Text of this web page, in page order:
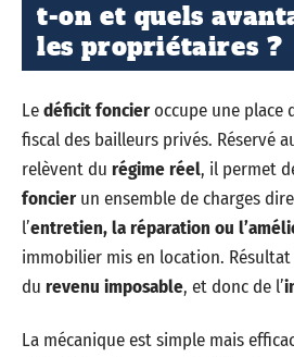
t-on et quels
les propriétaires ?
Ledéficit foncieroccupe une place
fiscal des bailleurs privés. Réservé
relèvent du régime réel, il permet
foncierun ensemble de charges
l’entretien, la réparation ou
immobilier mis en location.
du revenu imposable, et donc de l’
La mécanique est simple mais